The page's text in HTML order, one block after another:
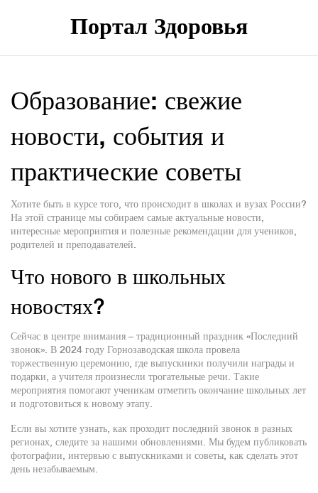
Портал Здоровья
Образование: свежие
новости, события и
практические советы
Хотите быть в курсе того, что происходит в школах и вузах России?
На этой странице мы собираем самые актуальные новости,
интересные мероприятия и полезные рекомендации для учеников,
родителей и преподавателей.
Что нового в школьных
новостях?
Сейчас в центре внимания – традиционный праздник «Последний
звонок». В 2024 году Горнозаводская школа провела
торжественную церемонию, где выпускники получили награды и
подарки, а учителя произнесли трогательные речи. Такие
мероприятия помогают ученикам отметить окончание школьных лет
и подготовиться к новому этапу.
Если вы хотите узнать, как проходит последний звонок в разных
регионах, следите за нашими обновлениями. Мы будем публиковать
фотографии, интервью с выпускниками и советы, как сделать этот
день незабываемым.